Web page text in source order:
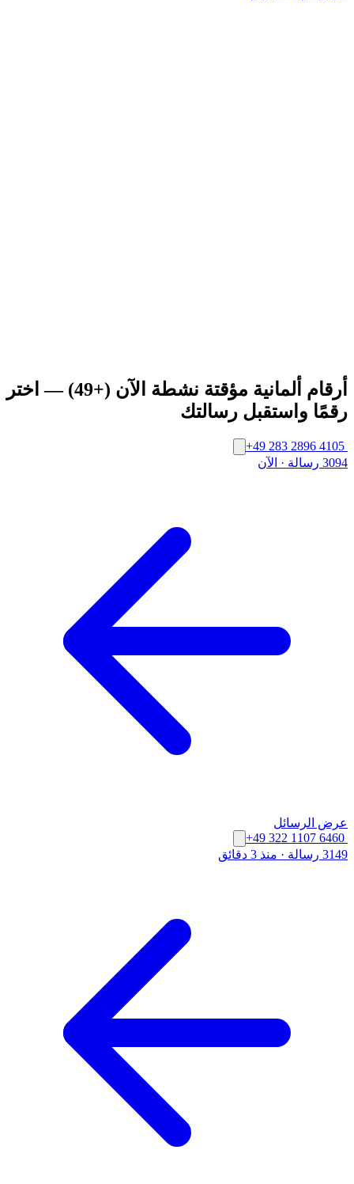
أرقام ألمانية مؤقتة نشطة الآن (+49) — اختر
رقمًا واستقبل رسالتك
+49 283 2896 4105
3094 رسالة
· الآن
عرض الرسائل
+49 322 1107 6460
3149 رسالة
· منذ 3 دقائق